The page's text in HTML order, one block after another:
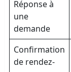
Réponse à
une
demande
Confirmation
de rendez-